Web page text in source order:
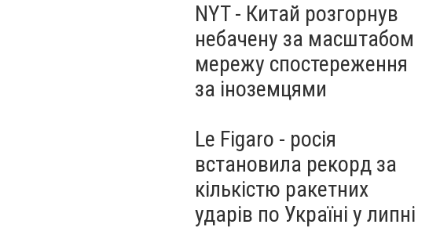
NYT - Китай розгорнув
небачену за масштабом
мережу спостереження
за іноземцями
Le Figaro - росія
встановила рекорд за
кількістю ракетних
ударів по Україні у липні